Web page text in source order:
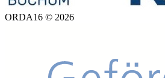
ORDA16 © 2026